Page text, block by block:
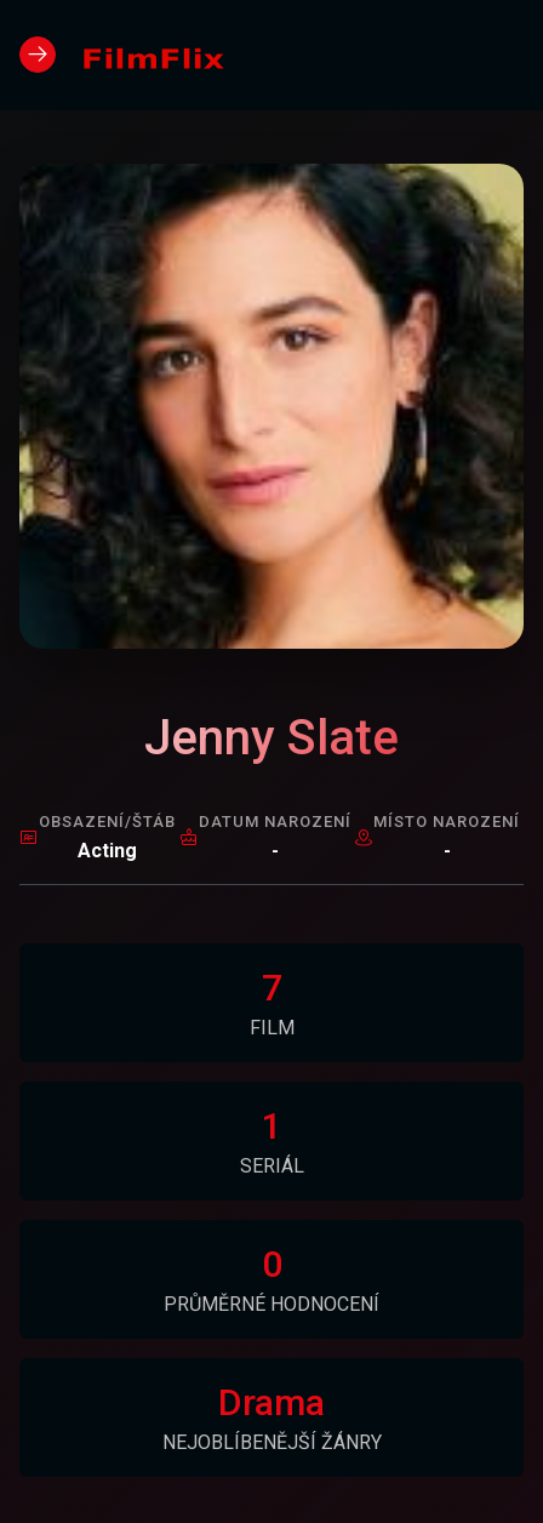
Jenny Slate
OBSAZENÍ/ŠTÁB
Acting
DATUM NAROZENÍ
-
MÍSTO NAROZENÍ
-
7
FILM
1
SERIÁL
0
PRŮMĚRNÉ HODNOCENÍ
Drama
NEJOBLÍBENĚJŠÍ ŽÁNRY